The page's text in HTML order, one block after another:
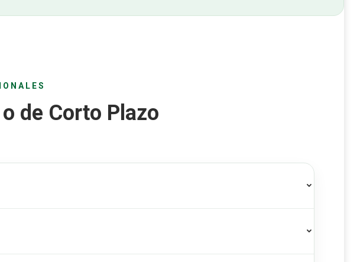
de Corto Plazo